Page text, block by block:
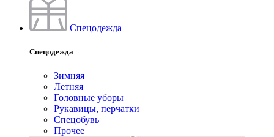
Спецодежда
Спецодежда
Зимняя
Летняя
Головные уборы
Рукавицы, перчатки
Спецобувь
Прочее